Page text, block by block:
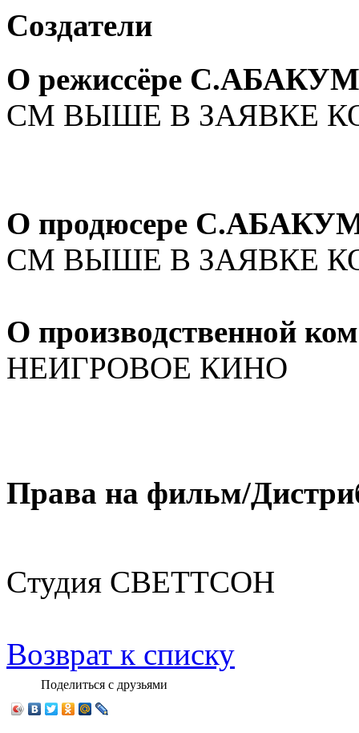
Создатели
О режиссёре
СМ ВЫШЕ В ЗАЯВКЕ
О продюсере
СМ ВЫШЕ В ЗАЯВКЕ
О производственной
НЕИГРОВОЕ КИНО
Права на фильм/
Cтудия СВЕТТСОН
Возврат к списку
Поделиться с друзьями